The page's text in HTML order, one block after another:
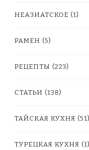
НЕАЗИАТСКОЕ (1)
РАМЕН (5)
РЕЦЕПТЫ (223)
СТАТЬИ (138)
ТАЙСКАЯ КУХНЯ (51)
ТУРЕЦКАЯ КУХНЯ (1)